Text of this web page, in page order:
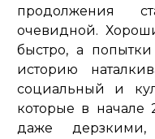
продолжения
очевидной.
быстро, а
историю
социальный и
которые в начале
даже дерзкими,